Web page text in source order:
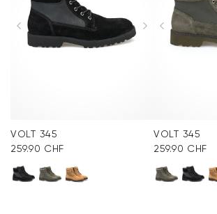
VOLT 345
259.90 CHF
VOLT 345
259.90 CHF